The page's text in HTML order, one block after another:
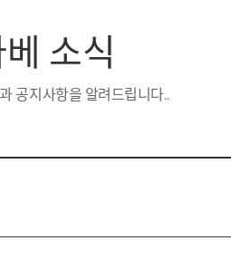
소식
공지사항을 알려드립니다..